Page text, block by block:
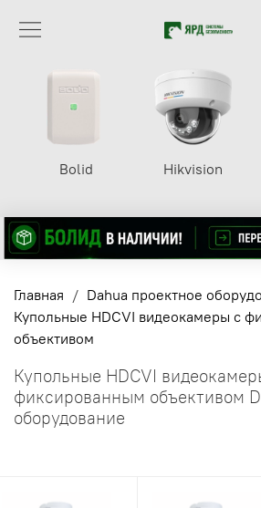
Bolid Hikvision
Главная Dahua проектное
Купольные HDCVI видеокамеры с
объективом
Купольные HDCVI
фиксированным объективом
оборудование